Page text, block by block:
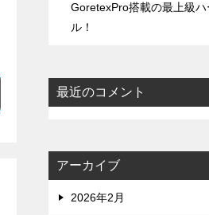
GoretexPro搭載の最上級ハ
ル！
最近のコメント
アーカイブ
2026年2月